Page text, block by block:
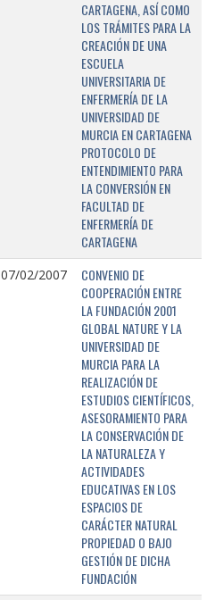
CARTAGENA, ASÍ COMO
LOS TRÁMITES PARA LA
CREACIÓN DE UNA
ESCUELA
UNIVERSITARIA DE
ENFERMERÍA DE LA
UNIVERSIDAD DE
MURCIA EN CARTAGENA
PROTOCOLO DE
ENTENDIMIENTO PARA
LA CONVERSIÓN EN
FACULTAD DE
ENFERMERÍA DE
CARTAGENA
07/02/2007
CONVENIO DE
COOPERACIÓN ENTRE
LA FUNDACIÓN 2001
GLOBAL NATURE Y LA
UNIVERSIDAD DE
MURCIA PARA LA
REALIZACIÓN DE
ESTUDIOS CIENTÍFICOS,
ASESORAMIENTO PARA
LA CONSERVACIÓN DE
LA NATURALEZA Y
ACTIVIDADES
EDUCATIVAS EN LOS
ESPACIOS DE
CARÁCTER NATURAL
PROPIEDAD O BAJO
GESTIÓN DE DICHA
FUNDACIÓN